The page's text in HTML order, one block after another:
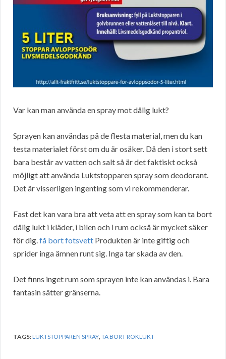
Var kan man använda en spray mot dålig lukt?
Sprayen kan användas på de flesta material, men du kan
testa materialet först om du är osäker. Då den i stort sett
bara består av vatten och salt så är det faktiskt också
möjligt att använda Luktstopparen spray som deodorant.
Det är visserligen ingenting som vi rekommenderar.
Fast det kan vara bra att veta att en spray som kan ta bort
dålig lukt i kläder, i bilen och i rum också är mycket säker
för dig.få bort fotsvett Produkten är inte giftig och
sprider inga ämnen runt sig. Inga tar skada av den.
Det finns inget rum som sprayen inte kan användas i. Bara
fantasin sätter gränserna.
TAGS:LUKTSTOPPAREN SPRAY TA BORT RÖKLUKT